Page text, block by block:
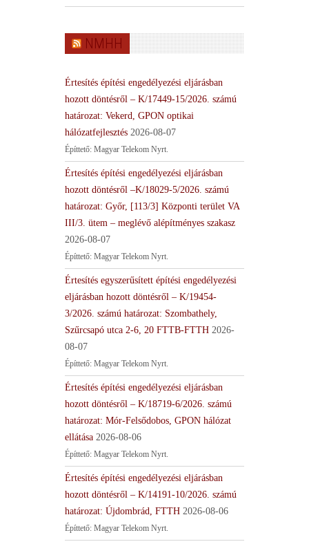
NMHH
Értesítés építési engedélyezési eljárásban
hozott döntésről – K/17449-15/2026. számú
határozat: Vekerd, GPON optikai
hálózatfejlesztés 2026-08-07
Építtető: Magyar Telekom Nyrt.
Értesítés építési engedélyezési eljárásban
hozott döntésről –K/18029-5/2026. számú
határozat: Győr, [113/3] Központi terület VA
III/3. ütem – meglévő alépítményes szakasz
2026-08-07
Építtető: Magyar Telekom Nyrt.
Értesítés egyszerűsített építési engedélyezési
eljárásban hozott döntésről – K/19454-
3/2026. számú határozat: Szombathely,
Szűrcsapó utca 2-6, 20 FTTB-FTTH 2026-
08-07
Építtető: Magyar Telekom Nyrt.
Értesítés építési engedélyezési eljárásban
hozott döntésről – K/18719-6/2026. számú
határozat: Mór-Felsődobos, GPON hálózat
ellátása 2026-08-06
Építtető: Magyar Telekom Nyrt.
Értesítés építési engedélyezési eljárásban
hozott döntésről – K/14191-10/2026. számú
határozat: Újdombrád, FTTH 2026-08-06
Építtető: Magyar Telekom Nyrt.